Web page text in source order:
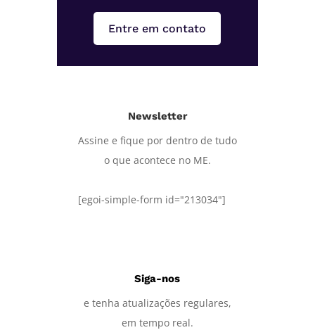
Entre em contato
Newsletter
Assine e fique por dentro de tudo
o que acontece no ME.
[egoi-simple-form id="213034"]
Siga-nos
e tenha atualizações regulares,
em tempo real.